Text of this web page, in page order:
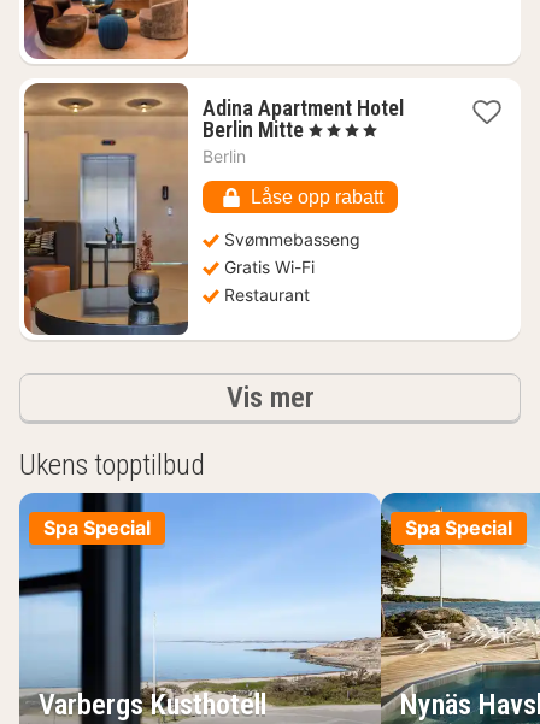
Adina Apartment Hotel
Berlin Mitte1
1066
kr.
, 4 Stjerner
Berlin
Låse opp rabatt
Svømmebasseng
Gratis Wi-Fi
Restaurant
Vis merResultater
Ukens topptilbud
Spa Special
Varbergs Kusthotell
Spa Special
Nynäs